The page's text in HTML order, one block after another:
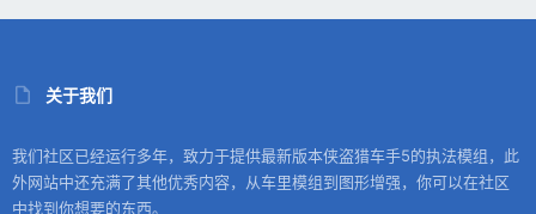
关于我们
我们社区已经运行多年，致力于提供最新版本侠盗猎车手5的执法模组，此
外网站中还充满了其他优秀内容，从车里模组到图形增强，你可以在社区
中找到你想要的东西。